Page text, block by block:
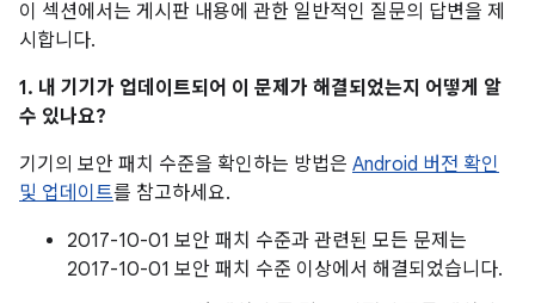
이 섹션에서는 게시판 내용에 관한 일반적인 질문의 답변을 제
시합니다.
1. 내 기기가 업데이트되어 이 문제가 해결되었는지 어떻게 알
수 있나요?
기기의 보안 패치 수준을 확인하는 방법은 Android 버전 확인
및 업데이트를 참고하세요.
2017-10-01 보안 패치 수준과 관련된 모든 문제는
2017-10-01 보안 패치 수준 이상에서 해결되었습니다.